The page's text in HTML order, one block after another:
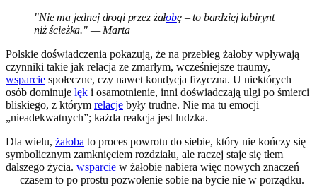
"Nie ma jednej drogi przez żałobę – to bardziej labirynt
niż ścieżka." — Marta
Polskie doświadczenia pokazują, że na przebieg żałoby wpływają
czynniki takie jak relacja ze zmarłym, wcześniejsze traumy,
wsparcie społeczne, czy nawet kondycja fizyczna. U niektórych
osób dominuje lęk i osamotnienie, inni doświadczają ulgi po śmierci
bliskiego, z którym relacje były trudne. Nie ma tu emocji
„nieadekwatnych”; każda reakcja jest ludzka.
Dla wielu, żałoba to proces powrotu do siebie, który nie kończy się
symbolicznym zamknięciem rozdziału, ale raczej staje się tłem
dalszego życia. wsparcie w żałobie nabiera więc nowych znaczeń
— czasem to po prostu pozwolenie sobie na bycie nie w porządku.